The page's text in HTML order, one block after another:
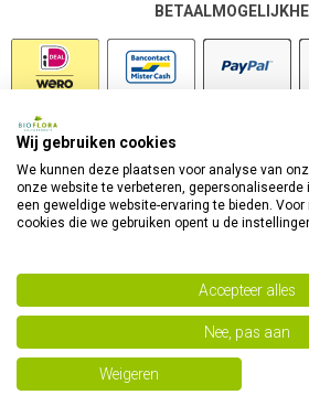
Powered by
Copyright 2026 Bioflora Health
Wij gebruiken cookies
We kunnen deze plaatsen voor analyse van
onze website te verbeteren, gepersonaliseerde
een geweldige website-ervaring te bieden.
cookies die we gebruiken opent u de
Accepteer alles
Nee, pas aan
Weigeren